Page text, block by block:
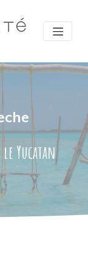
Yucatan